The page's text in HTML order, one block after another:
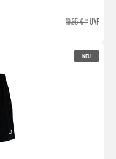
19,95 € *UVP
NEU